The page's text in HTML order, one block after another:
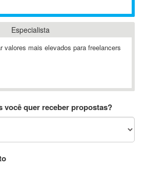
Especialista
valores mais elevados para freelancers
você quer receber propostas?